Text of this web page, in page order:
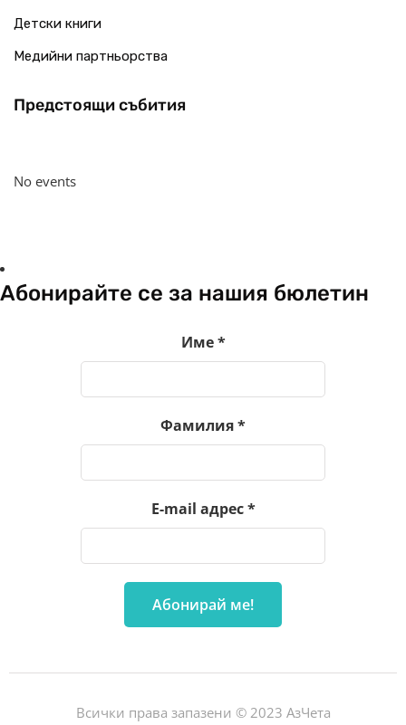
Детски книги
Медийни партньорства
Предстоящи събития
No events
Абонирайте се за нашия бюлетин
Име*
Фамилия*
E-mail адрес*
Всички права запазени © 2023 АзЧета